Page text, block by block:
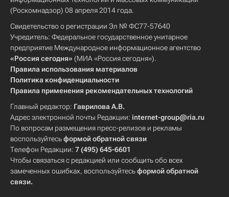
(Роскомнадзор) 08 апреля 2014 года.
Свидетельство о регистрации Эл № ФС77-57640
Учредитель: Федеральное государственное унитарное
предприятие Международное информационное агентство
«Россия сегодня» (МИА «Россия сегодня»).
Правила использования материалов
Политика конфиденциальности
Правила применения рекомендательных технологий
Главный редактор: Гаврилова А.В.
Адрес электронной почты Редакции: internet-group@ria.ru
По вопросам размещения пресс-релизов и рекламы
воспользуйтесьформой обратной связи
Телефон Редакции: 7 (495) 645-6601
Чтобы связаться с редакцией или сообщить обо всех
замеченных ошибках, воспользуйтесьформой обратной
связи.